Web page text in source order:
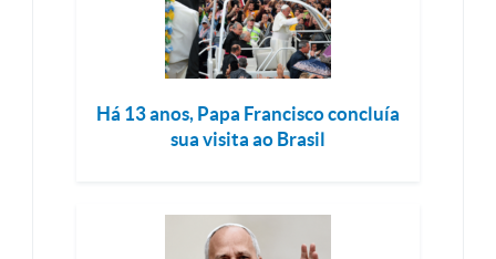
Há 13 anos, Papa Francisco concluía
sua visita ao Brasil